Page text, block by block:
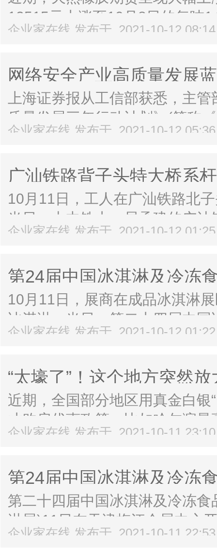
12515元上涨至10月8日的每吨
胶是一种重要的战略材料和工
企业家在线 发布于 2021-10-12
网络安全产业高质量发展
上海证券报从工信部获悉，主
质量发展三年行动计划》(简称
联网等新赛道培养一批“专业化
企业家在线 发布于 2021-10-12
广汕铁路背子头特大桥系
10月11日，工人在广汕铁路北
当日，由中铁十一局承建的广
州市惠东县和龙。112米长的系
企业家在线 发布于 2021-10-12
第24届中国冰淇淋及冷冻
10月11日，展商在成品冰淇淋
冰淇淋。当日，第二十四届中
在天津梅江会展中心举行。本
端...
企业家在线 发布于 2021-10-12
“太壕了”！这个地方突然
贴
近期，全国部分地区用真金白银
才购房优惠政策。比如哈尔滨
波奉化对本科以上学历人才给
企业家在线 发布于 2021-10-11
第24届中国冰淇淋及冷冻
第二十四届中国冰淇淋及冷冻
淋展)11日在天津梅江会展中心
国烘焙糖业协会、天津贝克奇
企业家在线 发布于 2021-10-11